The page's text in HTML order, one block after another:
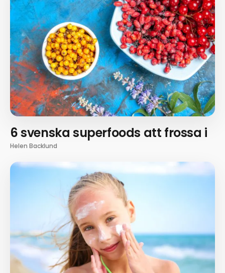
6 svenska superfoods att frossa i
Helen Backlund